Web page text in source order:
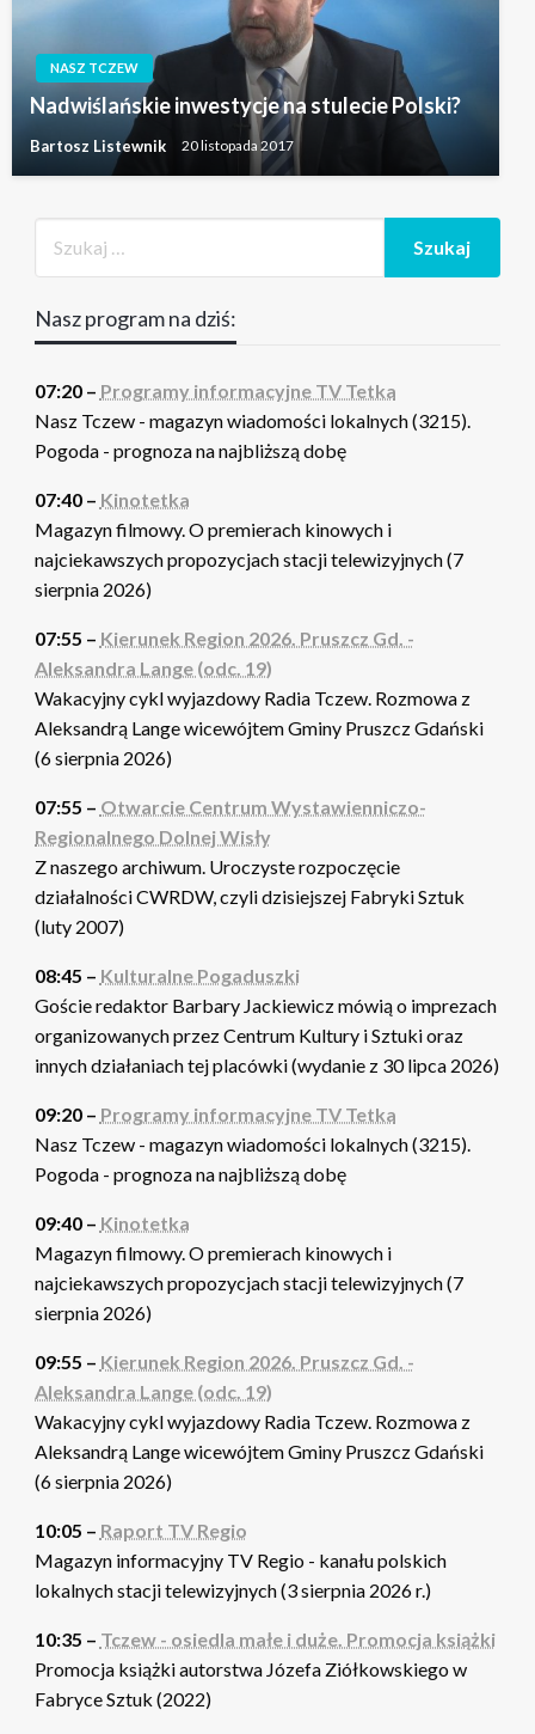
NASZ TCZEW
Nadwiślańskie inwestycje na stulecie Polski?
Bartosz Listewnik 20 listopada 2017
Nasz program na dziś:
07:20 – Programy informacyjne TV Tetka
Nasz Tczew - magazyn wiadomości lokalnych (3215).
Pogoda - prognoza na najbliższą dobę
07:40 – Kinotetka
Magazyn filmowy. O premierach kinowych i
najciekawszych propozycjach stacji telewizyjnych (7
sierpnia 2026)
07:55 – Kierunek Region 2026. Pruszcz Gd. -
Aleksandra Lange (odc. 19)
Wakacyjny cykl wyjazdowy Radia Tczew. Rozmowa z
Aleksandrą Lange wicewójtem Gminy Pruszcz Gdański
(6 sierpnia 2026)
07:55 – Otwarcie Centrum Wystawienniczo-
Regionalnego Dolnej Wisły
Z naszego archiwum. Uroczyste rozpoczęcie
działalności CWRDW, czyli dzisiejszej Fabryki Sztuk
(luty 2007)
08:45 – Kulturalne Pogaduszki
Goście redaktor Barbary Jackiewicz mówią o imprezach
organizowanych przez Centrum Kultury i Sztuki oraz
innych działaniach tej placówki (wydanie z 30 lipca 2026)
09:20 – Programy informacyjne TV Tetka
Nasz Tczew - magazyn wiadomości lokalnych (3215).
Pogoda - prognoza na najbliższą dobę
09:40 – Kinotetka
Magazyn filmowy. O premierach kinowych i
najciekawszych propozycjach stacji telewizyjnych (7
sierpnia 2026)
09:55 – Kierunek Region 2026. Pruszcz Gd. -
Aleksandra Lange (odc. 19)
Wakacyjny cykl wyjazdowy Radia Tczew. Rozmowa z
Aleksandrą Lange wicewójtem Gminy Pruszcz Gdański
(6 sierpnia 2026)
10:05 – Raport TV Regio
Magazyn informacyjny TV Regio - kanału polskich
lokalnych stacji telewizyjnych (3 sierpnia 2026 r.)
10:35 – Tczew - osiedla małe i duże. Promocja książki
Promocja książki autorstwa Józefa Ziółkowskiego w
Fabryce Sztuk (2022)